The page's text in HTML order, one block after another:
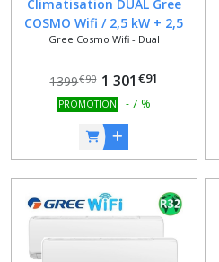
Climatisation DUAL Gree
COSMO Wifi / 2,5 kW + 2,5
kW / 9000 BTU + 9000 BTU /
Google Home
Gree Cosmo Wifi - Dual
1399€90 1 301 €91
PROMOTION -7 %